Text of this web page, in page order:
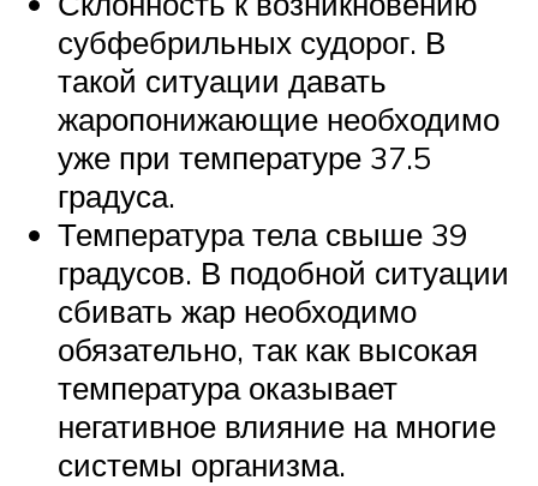
субфебрильных судорог. В
такой ситуации давать
жаропонижающие необходимо
уже при температуре 37.5
градуса.
Температура тела свыше 39
градусов. В подобной ситуации
сбивать жар необходимо
обязательно, так как высокая
температура оказывает
негативное влияние на многие
системы организма.